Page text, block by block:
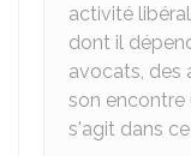
activité
dont il
avocats, des
son encontre
s'agit dans